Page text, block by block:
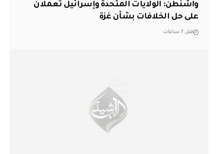
واشنطن: الولايات المتحدة وإسرائيل تعملان
على حل الخلافات بشأن غزة
قبل 7 ساعات